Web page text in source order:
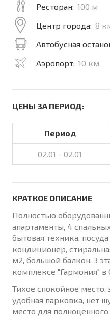
Ресторан: 100 м
Центр города: 8
Автобусная
Аэропорт: 10 км
ЦЕНЫ ЗА ПЕРИОД:
Период
02.01 - 02.01
КРАТКОЕ ОПИСАНИЕ
Полностью
апартаменты, 4
бытовая техника,
кондиционер,
м2, большой балкон, 3
комплексе "Гармония" в
Тихое спокойное место,
удобная парковка, нет
место для